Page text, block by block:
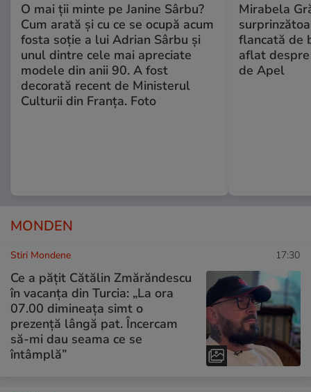
O mai ții minte pe Janine Sârbu?
Cum arată și cu ce se ocupă acum
fosta soție a lui Adrian Sârbu și
unul dintre cele mai apreciate
modele din anii 90. A fost
decorată recent de Ministerul
Culturii din Franța. Foto
Mirabela
flancată de
aflat
de Apel
MONDEN
Stiri Mondene 17:30
Ce a pățit Cătălin Zmărăndescu
în vacanța din Turcia: „La ora
07.00 dimineața simt o
prezență lângă pat. Încercam
să-mi dau seama ce se
întâmplă”